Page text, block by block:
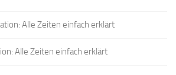
Alle Zeiten einfach erklärt
Alle Zeiten einfach erklärt